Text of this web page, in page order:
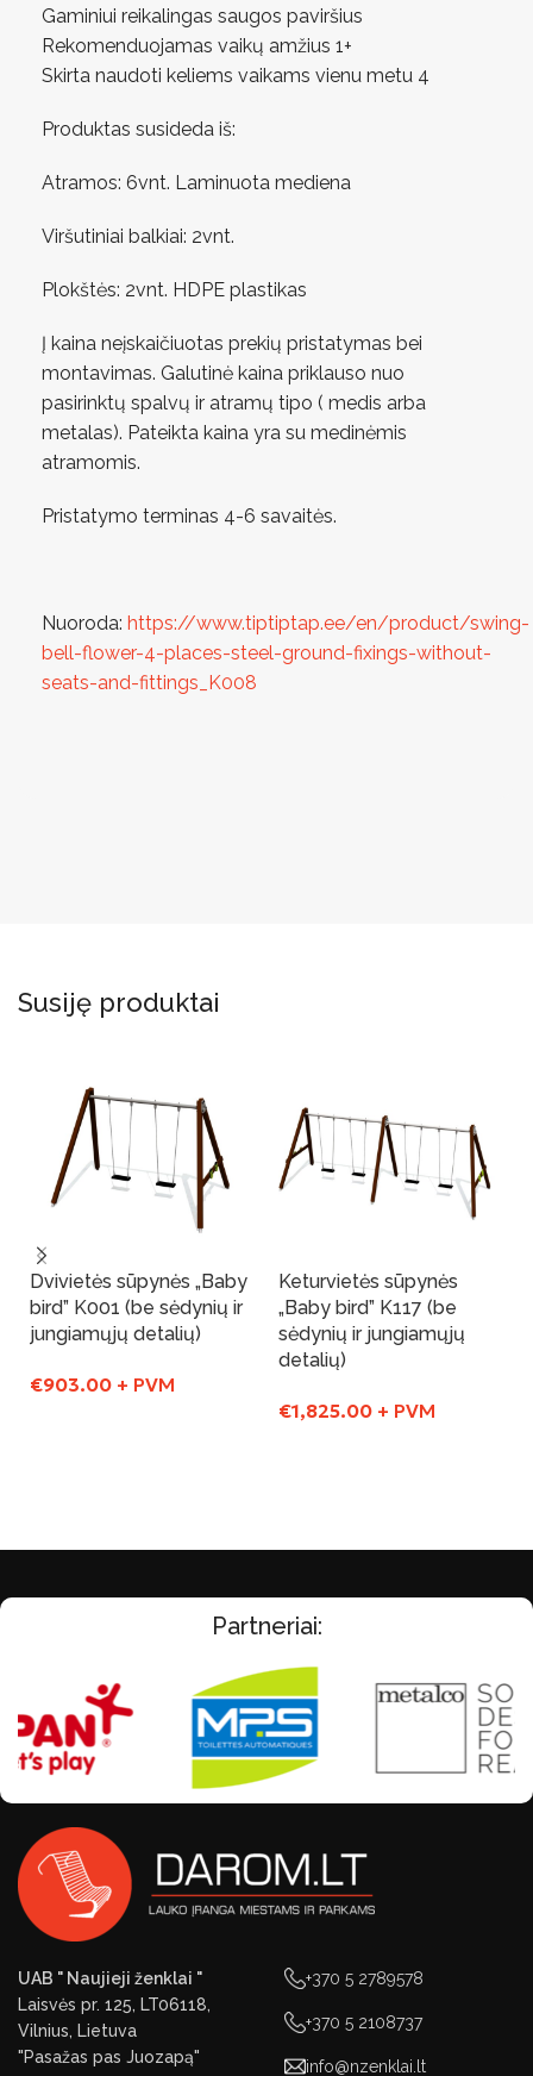
Gaminiui reikalingas saugos paviršius
Rekomenduojamas vaikų amžius 1+
Skirta naudoti keliems vaikams vienu metu 4
Produktas susideda iš:
Atramos: 6vnt. Laminuota mediena
Viršutiniai balkiai: 2vnt.
Plokštės: 2vnt. HDPE plastikas
Į kaina neįskaičiuotas prekių pristatymas bei
montavimas. Galutinė kaina priklauso nuo
pasirinktų spalvų ir atramų tipo ( medis arba
metalas). Pateikta kaina yra su medinėmis
atramomis.
Pristatymo terminas 4-6 savaitės.
Nuoroda: https://www.tiptiptap.ee/en/product/swing-
bell-flower-4-places-steel-ground-fixings-without-
seats-and-fittings_K008
Susiję produktai
Dvivietės sūpynės „Baby
bird” K001 (be sėdynių ir
jungiamųjų detalių)
€903.00 + PVM
Keturvietės sūpynės
„Baby bird” K117 (be
sėdynių ir jungiamųjų
detalių)
€1,825.00 + PVM
Partneriai:
UAB " Naujieji ženklai "
Laisvės pr. 125, LT06118,
Vilnius, Lietuva
"Pasažas pas Juozapą"
+370 5 2789578
+370 5 2108737
info@nzenklai.lt